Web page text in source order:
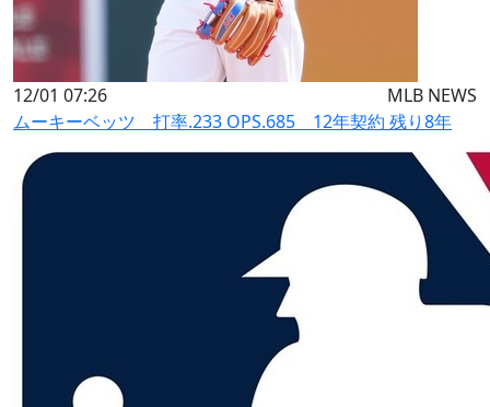
12/01 07:26
MLB NEWS
ムーキーベッツ 打率.233 OPS.685 12年契約 残り8年